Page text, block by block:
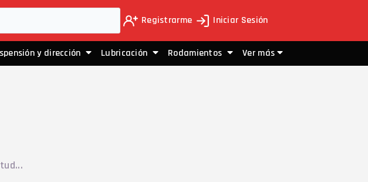
Registrarme Iniciar Sesión
y dirección Lubricación Rodamientos Ver más